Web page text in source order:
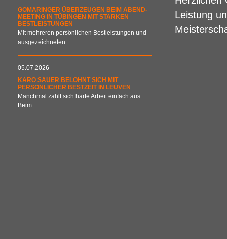
GOMARINGER ÜBERZEUGEN BEIM ABEND-
MEETING IN TÜBINGEN MIT STARKEN
BESTLEISTUNGEN
Mit mehreren persönlichen Bestleistungen und
ausgezeichneten...
05.07.2026
KARO SAUER BELOHNT SICH MIT
PERSÖNLICHER BESTZEIT IN LEUVEN
Manchmal zahlt sich harte Arbeit einfach aus:
Beim...
Leistung